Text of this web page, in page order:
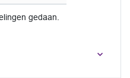
gedaan.